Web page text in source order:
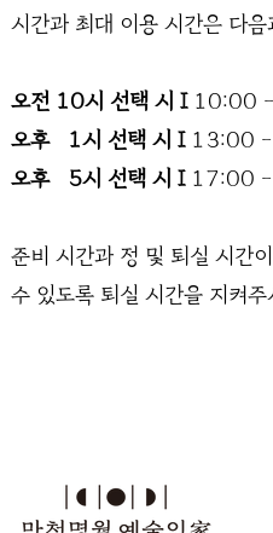
시간과 최대 이용 시간은 다
오전 10시 선택 시 I10:00 -
오후 1시 선택 시 I 13:00 -
오후 5시 선택 시 I 17:00 -
준비 시간과 정 및 퇴실 시간
수 있도록 퇴실 시간을 지켜